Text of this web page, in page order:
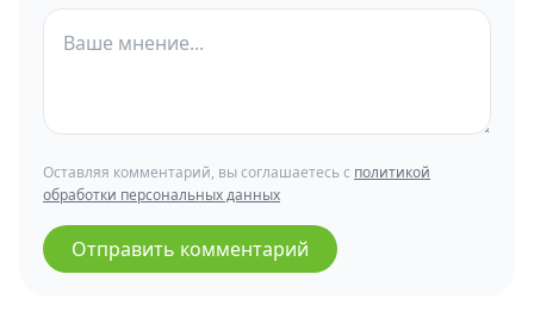
Оставляя комментарий, вы соглашаетесь с политикой
обработки персональных данных
Отправить комментарий